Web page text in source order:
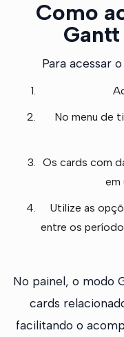
Como
Para acessar
No menu de
Os cards com
em
Utilize as
entre os
No painel, o modo
cards
facilitando o